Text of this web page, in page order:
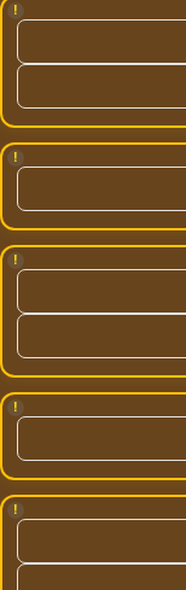
!
!
!
!
!